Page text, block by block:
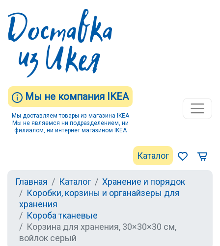
Мы не компания IKEA
Мы доставляем товары из магазина IKEA
Мы не являемся ни подразделением, ни
филиалом, ни интернет магазином IKEA
Каталог
Главная Каталог
Хранение и порядок
Коробки, корзины и органайзеры для
хранения
Короба тканевые
Корзина для хранения, 30×30×30 см,
войлок серый